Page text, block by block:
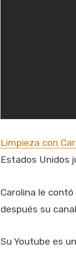
Limpieza con
Estados Unidos
Carolina le
después su
Su Youtube es